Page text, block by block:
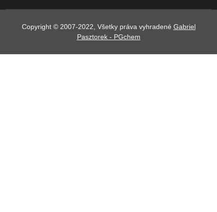
Copyright © 2007-2022, Všetky práva vyhradené Gabriel
Pasztorek - PGchem